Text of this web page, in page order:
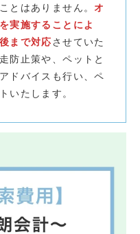
とはありません。オ
実施することによ
まで対応させていた
防止策や、ペットと
ドバイスも行い、ペ
いたします。